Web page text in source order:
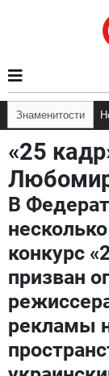
Знаменитости
«25
В
конкурс
призван
рекламы